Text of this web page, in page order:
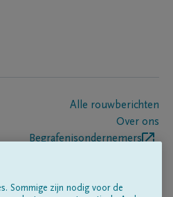
Alle rouwberichten
Over ons
Begrafenisondernemers
Sommige zijn nodig voor de